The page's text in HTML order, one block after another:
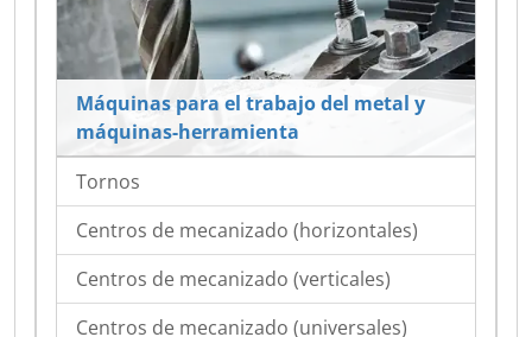
Máquinas para el trabajo del metal y
máquinas-herramienta
Tornos
Centros de mecanizado (horizontales)
Centros de mecanizado (verticales)
Centros de mecanizado (universales)